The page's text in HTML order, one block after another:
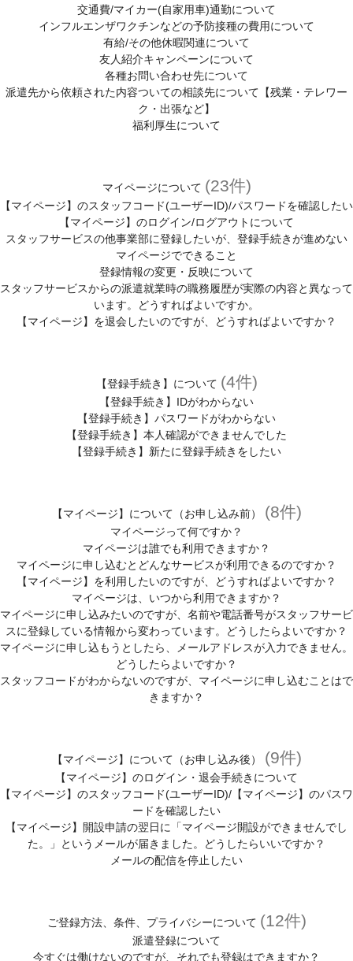
交通費/マイカー(自家用車)通勤について
インフルエンザワクチンなどの予防接種の費用について
有給/その他休暇関連について
友人紹介キャンペーンについて
各種お問い合わせ先について
派遣先から依頼された内容ついての相談先について【残業・テレワー
ク・出張など】
福利厚生について
マイページについて (23件)
【マイページ】のスタッフコード(ユーザーID)/パスワードを確認したい
【マイページ】のログイン/ログアウトについて
スタッフサービスの他事業部に登録したいが、登録手続きが進めない
マイページでできること
登録情報の変更・反映について
スタッフサービスからの派遣就業時の職務履歴が実際の内容と異なって
います。どうすればよいですか。
【マイページ】を退会したいのですが、どうすればよいですか？
【登録手続き】について (4件)
【登録手続き】IDがわからない
【登録手続き】パスワードがわからない
【登録手続き】本人確認ができませんでした
【登録手続き】新たに登録手続きをしたい
【マイページ】について（お申し込み前） (8件)
マイページって何ですか？
マイページは誰でも利用できますか？
マイページに申し込むとどんなサービスが利用できるのですか？
【マイページ】を利用したいのですが、どうすればよいですか？
マイページは、いつから利用できますか？
マイページに申し込みたいのですが、名前や電話番号がスタッフサービ
スに登録している情報から変わっています。どうしたらよいですか？
マイページに申し込もうとしたら、メールアドレスが入力できません。
どうしたらよいですか？
スタッフコードがわからないのですが、マイページに申し込むことはで
きますか？
【マイページ】について（お申し込み後） (9件)
【マイページ】のログイン・退会手続きについて
【マイページ】のスタッフコード(ユーザーID)/【マイページ】のパスワ
ードを確認したい
【マイページ】開設申請の翌日に「マイページ開設ができませんでし
た。」というメールが届きました。どうしたらいいですか？
メールの配信を停止したい
ご登録方法、条件、プライバシーについて (12件)
派遣登録について
今すぐは働けないのですが、それでも登録はできますか？